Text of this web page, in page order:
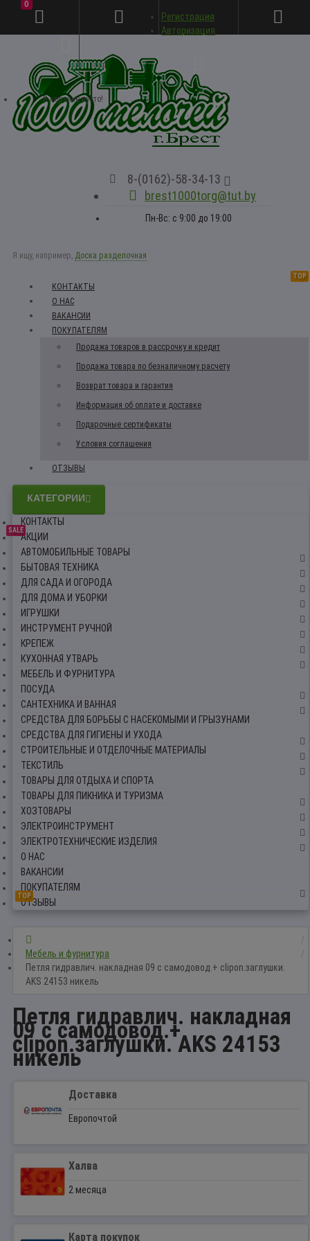
8-(0162)-58-34-13
brest1000torg@tut.by
Пн-Вс: с 9:00 до 19:00
Я ищу, например, Доска разделочная
Регистрация
Авторизация
0
В корзине пусто!
КОНТАКТЫ
О НАС
ВАКАНСИИ
ПОКУПАТЕЛЯМ
Продажа товаров в рассрочку и кредит
Продажа товара по безналичному расчету
Возврат товара и гарантия
Информация об оплате и доставке
Подарочные сертификаты
Условия соглашения
TOP
ОТЗЫВЫ
КАТЕГОРИИ
КОНТАКТЫ
SALE
АКЦИИ
АВТОМОБИЛЬНЫЕ ТОВАРЫ
БЫТОВАЯ ТЕХНИКА
ДЛЯ САДА И ОГОРОДА
ДЛЯ ДОМА И УБОРКИ
ИГРУШКИ
ИНСТРУМЕНТ РУЧНОЙ
КРЕПЕЖ
КУХОННАЯ УТВАРЬ
МЕБЕЛЬ И ФУРНИТУРА
ПОСУДА
САНТЕХНИКА И ВАННАЯ
СРЕДСТВА ДЛЯ БОРЬБЫ С НАСЕКОМЫМИ И ГРЫЗУНАМИ
СРЕДСТВА ДЛЯ ГИГИЕНЫ И УХОДА
СТРОИТЕЛЬНЫЕ И ОТДЕЛОЧНЫЕ МАТЕРИАЛЫ
ТЕКСТИЛЬ
ТОВАРЫ ДЛЯ ОТДЫХА И СПОРТА
ТОВАРЫ ДЛЯ ПИКНИКА И ТУРИЗМА
ХОЗТОВАРЫ
ЭЛЕКТРОИНСТРУМЕНТ
ЭЛЕКТРОТЕХНИЧЕСКИЕ ИЗДЕЛИЯ
О НАС
ВАКАНСИИ
ПОКУПАТЕЛЯМ
TOP
ОТЗЫВЫ
Мебель и фурнитура
Петля гидравлич. накладная 09 с самодовод.+ clipon.заглушки.
AKS 24153 никель
Петля гидравлич. накладная
09 с самодовод.+
clipon.заглушки. AKS 24153
никель
Доставка
Европочтой
Халва
2 месяца
Карта покупок